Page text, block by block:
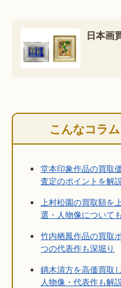
日本画
こんなコラ
堂本印象作品の買取
査定のポイントを解説
上村松園の買取額を
選・人物像について
竹内栖鳳作品の買取
つの代表作も深堀り
鏑木清方を高価買取
人物像・代表作も解説